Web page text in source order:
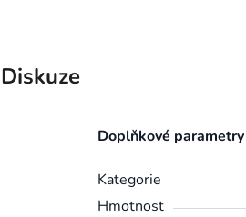
Diskuze
Doplňkové parametry
Kategorie
Hmotnost